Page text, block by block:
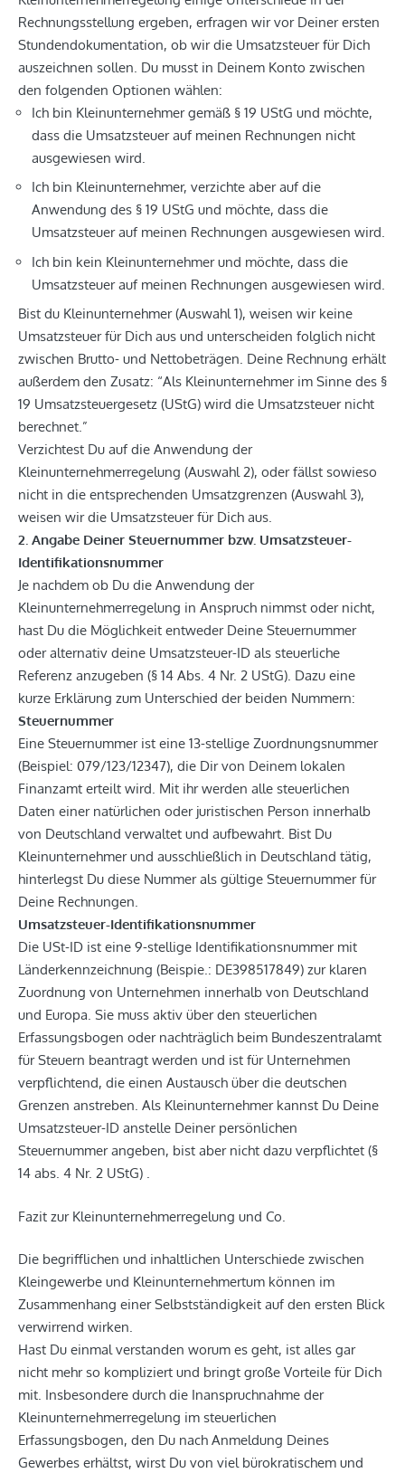
Rechnungsstellung ergeben, erfragen wir vor Deiner ersten
Stundendokumentation, ob wir die Umsatzsteuer für Dich
auszeichnen sollen. Du musst in Deinem Konto zwischen
den folgenden Optionen wählen:
Ich bin Kleinunternehmer gemäß § 19 UStG und möchte,
dass die Umsatzsteuer auf meinen Rechnungen nicht
ausgewiesen wird.
Ich bin Kleinunternehmer, verzichte aber auf die
Anwendung des § 19 UStG und möchte, dass die
Umsatzsteuer auf meinen Rechnungen ausgewiesen wird.
Ich bin kein Kleinunternehmer und möchte, dass die
Umsatzsteuer auf meinen Rechnungen ausgewiesen wird.
Bist du Kleinunternehmer (Auswahl 1), weisen wir keine
Umsatzsteuer für Dich aus und unterscheiden folglich nicht
zwischen Brutto- und Nettobeträgen. Deine Rechnung erhält
außerdem den Zusatz: “Als Kleinunternehmer im Sinne des §
19 Umsatzsteuergesetz (UStG) wird die Umsatzsteuer nicht
berechnet.”
Verzichtest Du auf die Anwendung der
Kleinunternehmerregelung (Auswahl 2), oder fällst sowieso
nicht in die entsprechenden Umsatzgrenzen (Auswahl 3),
weisen wir die Umsatzsteuer für Dich aus.
2. Angabe Deiner Steuernummer bzw. Umsatzsteuer-
Identifikationsnummer
Je nachdem ob Du die Anwendung der
Kleinunternehmerregelung in Anspruch nimmst oder nicht,
hast Du die Möglichkeit entweder Deine Steuernummer
oder alternativ deine Umsatzsteuer-ID als steuerliche
Referenz anzugeben (§ 14 Abs. 4 Nr. 2 UStG). Dazu eine
kurze Erklärung zum Unterschied der beiden Nummern:
Steuernummer
Eine Steuernummer ist eine 13-stellige Zuordnungsnummer
(Beispiel: 079/123/12347), die Dir von Deinem lokalen
Finanzamt erteilt wird. Mit ihr werden alle steuerlichen
Daten einer natürlichen oder juristischen Person innerhalb
von Deutschland verwaltet und aufbewahrt. Bist Du
Kleinunternehmer und ausschließlich in Deutschland tätig,
hinterlegst Du diese Nummer als gültige Steuernummer für
Deine Rechnungen.
Umsatzsteuer-Identifikationsnummer
Die USt-ID ist eine 9-stellige Identifikationsnummer mit
Länderkennzeichnung (Beispie.: DE398517849) zur klaren
Zuordnung von Unternehmen innerhalb von Deutschland
und Europa. Sie muss aktiv über den steuerlichen
Erfassungsbogen oder nachträglich beim Bundeszentralamt
für Steuern beantragt werden und ist für Unternehmen
verpflichtend, die einen Austausch über die deutschen
Grenzen anstreben. Als Kleinunternehmer kannst Du Deine
Umsatzsteuer-ID anstelle Deiner persönlichen
Steuernummer angeben, bist aber nicht dazu verpflichtet (§
14 abs. 4 Nr. 2 UStG) .
Fazit zur Kleinunternehmerregelung und Co.
Die begrifflichen und inhaltlichen Unterschiede zwischen
Kleingewerbe und Kleinunternehmertum können im
Zusammenhang einer Selbstständigkeit auf den ersten Blick
verwirrend wirken.
Hast Du einmal verstanden worum es geht, ist alles gar
nicht mehr so kompliziert und bringt große Vorteile für Dich
mit. Insbesondere durch die Inanspruchnahme der
Kleinunternehmerregelung im steuerlichen
Erfassungsbogen, den Du nach Anmeldung Deines
Gewerbes erhältst, wirst Du von viel bürokratischem und